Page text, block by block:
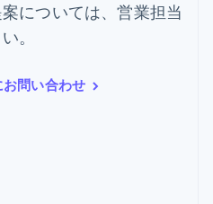
については、営業担当
。
問い合わせ